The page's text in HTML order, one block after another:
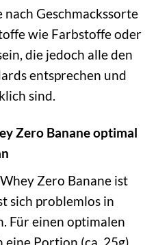
nach Geschmackssorte
wie Farbstoffe oder
die jedoch alle den
entsprechen und
sind.
Zero Banane optimal
Zero Banane ist
sich problemlos in
Für einen optimalen